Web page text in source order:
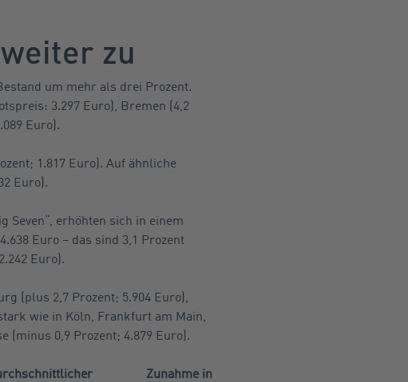
zu
um mehr als drei Prozent.
3.297 Euro), Bremen (4,2
Euro).
1.817 Euro). Auf ähnliche
Euro).
Seven“, erhöhten sich in einem
Euro – das sind 3,1 Prozent
Euro).
(plus 2,7 Prozent; 5.904 Euro),
wie in Köln, Frankfurt am Main,
(minus 0,9 Prozent; 4.879 Euro).
Zunahme in